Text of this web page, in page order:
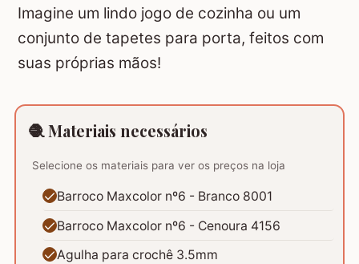
Imagine um lindo jogo de cozinha ou um
conjunto de tapetes para porta, feitos com
suas próprias mãos!
🧶 Materiais necessários
Selecione os materiais para ver os preços na loja
Barroco Maxcolor nº6 - Branco 8001
Barroco Maxcolor nº6 - Cenoura 4156
Agulha para crochê 3.5mm